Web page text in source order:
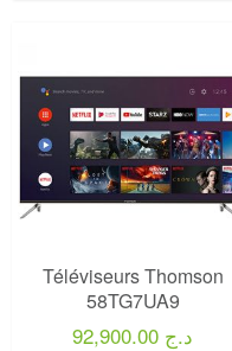
Téléviseurs Thomson
58TG7UA9
92,900.00 د.ج